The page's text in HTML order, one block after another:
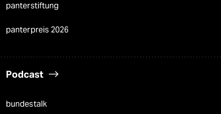
panterstiftung
panterpreis 2026
Podcast
bundestalk